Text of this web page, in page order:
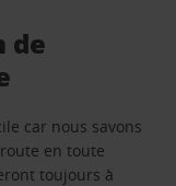
de
car nous savons
en toute
toujours à